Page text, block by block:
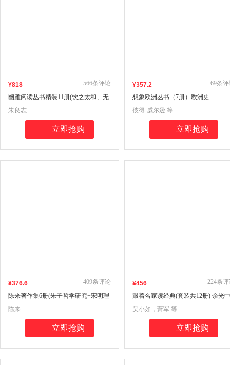
¥818
幽雅阅读丛书精装11册(饮之太和、无
风荷动、水远山长、生命清供、宛然
如真、恰如灯下故人、翳然林水、人
间要好诗、梨花带雨、雨中春树人
566条评论
朱良志
立即抢购
¥357.2
想象欧洲丛书（7册）欧洲史
69条
彼得·威尔逊 等
立即抢购
¥376.6
陈来著作集6册(朱子哲学研究+宋明理
学+现代儒家哲学研究+古代思想文化
的世界+古代宗教与伦理+近世东亚儒
409条评论
陈来
立即抢购
¥456
跟着名家读经典(套装共12册) 余光中
陈思和 谢冕 叶嘉莹等著
224条
吴小如，萧军 等
立即抢购